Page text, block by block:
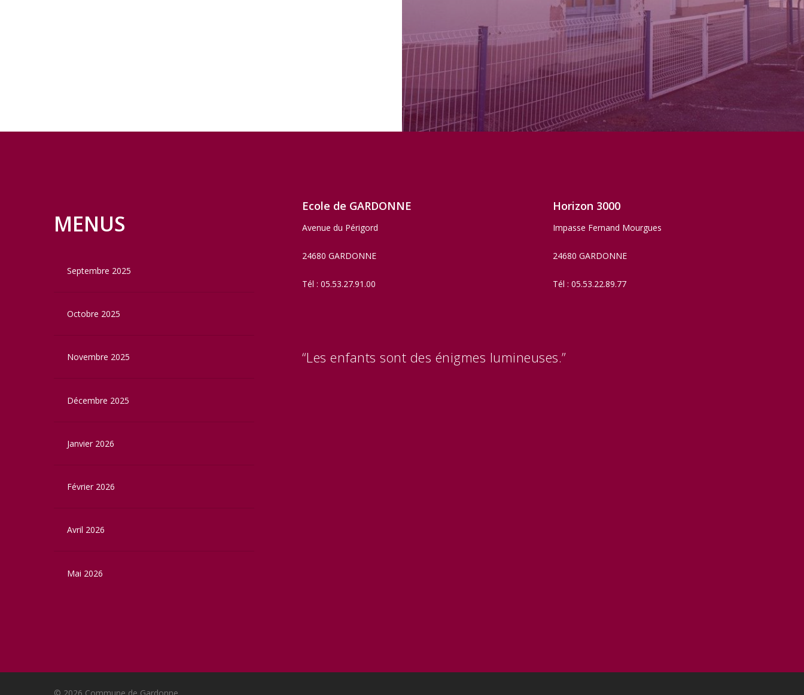
MENUS
Septembre 2025
Octobre 2025
Novembre 2025
Décembre 2025
Janvier 2026
Février 2026
Avril 2026
Mai 2026
Ecole de GARDONNE
Avenue du Périgord
24680 GARDONNE
Tél : 05.53.27.91.00
Horizon 3000
Impasse Fernand Mourgues
24680 GARDONNE
Tél : 05.53.22.89.77
“Les enfants sont des énigmes lumineuses.”